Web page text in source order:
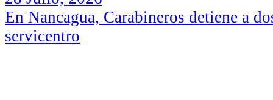
En Nancagua, Carabineros detiene a
servicentro